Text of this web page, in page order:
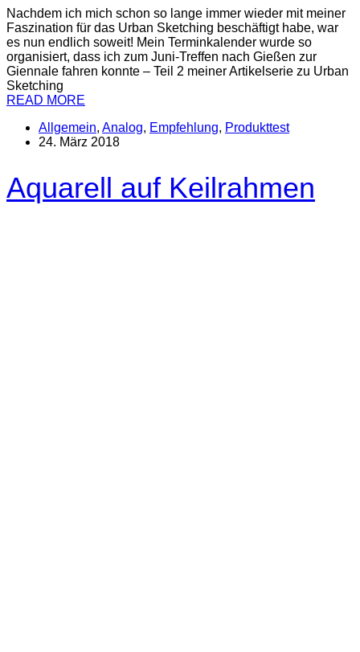
Nachdem ich mich schon so lange immer wieder mit meiner
Faszination für das Urban Sketching beschäftigt habe, war
es nun endlich soweit! Mein Terminkalender wurde so
organisiert, dass ich zum Juni-Treffen nach Gießen zur
Giennale fahren konnte – Teil 2 meiner Artikelserie zu Urban
Sketching
READ MORE
Allgemein, Analog, Empfehlung, Produkttest
24. März 2018
Aquarell auf Keilrahmen